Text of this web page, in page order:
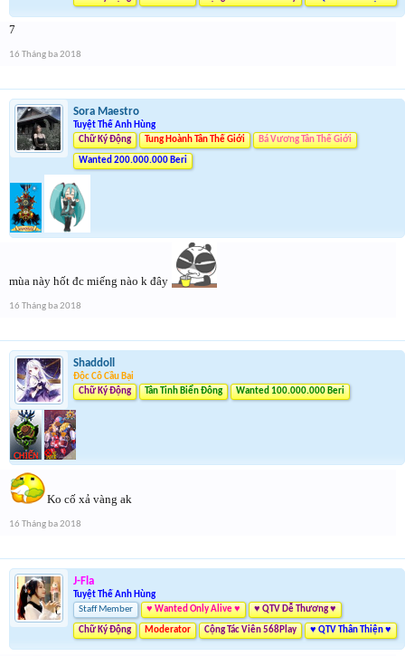
7
16 Tháng ba 2018
Sora Maestro
Tuyệt Thế Anh Hùng
Chữ Ký Động
Tung Hoành Tân Thế Giới Bá Vương Tân Thế Giới
Wanted 200.000.000 Beri
mùa này hốt đc miếng nào k đây
16 Tháng ba 2018
Shaddoll
Độc Cô Cầu Bại
Chữ Ký Động
Tân Tinh Biển Đông Wanted 100.000.000 Beri
Ko cố xả vàng ak
16 Tháng ba 2018
J-Fla
Tuyệt Thế Anh Hùng
Staff Member
♥ Wanted Only Alive ♥ ♥ QTV Dễ Thương ♥
Chữ Ký Động Moderator Cộng Tác Viên 568Play ♥ QTV Thân Thiện ♥